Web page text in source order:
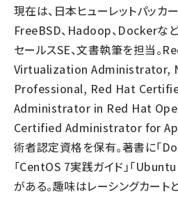
現在は、日本ヒューレットパッカ
FreeBSD、Hadoop、Dockerな
セールスSE、文書執筆を担当。
Virtualization Administrator,
Professional, Red Hat
Administrator in Red Hat
Certified Administrator for
術者認定資格を保有。著書に「
「CentOS 7実践ガイド」「
がある。趣味はレーシングカート